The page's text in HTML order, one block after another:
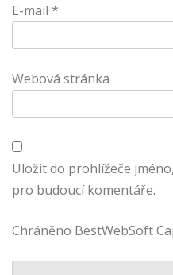
E-mail *
Webová stránka
Uložit do prohlížeče
pro budoucí komentáře.
Chráněno BestWebSoft